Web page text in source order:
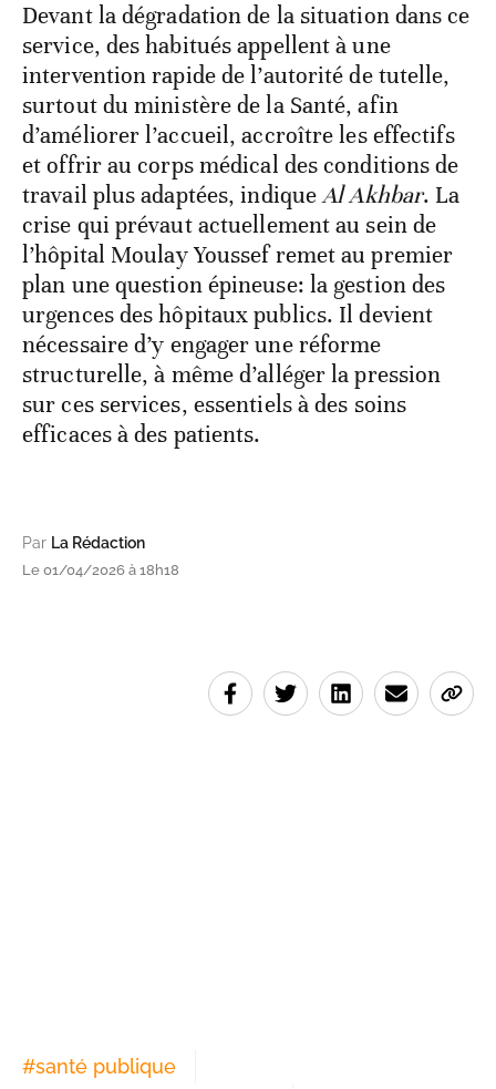
Devant la dégradation de la situation dans ce
service, des habitués appellent à une
intervention rapide de l’autorité de tutelle,
surtout du ministère de la Santé, afin
d’améliorer l’accueil, accroître les effectifs
et offrir au corps médical des conditions de
travail plus adaptées, indiqueAl Akhbar. La
crise qui prévaut actuellement au sein de
l’hôpital Moulay Youssef remet au premier
plan une question épineuse: la gestion des
urgences des hôpitaux publics. Il devient
nécessaire d’y engager une réforme
structurelle, à même d’alléger la pression
sur ces services, essentiels à des soins
efficaces à des patients.
Par La Rédaction
Le 01/04/2026 à 18h18
#santé publique